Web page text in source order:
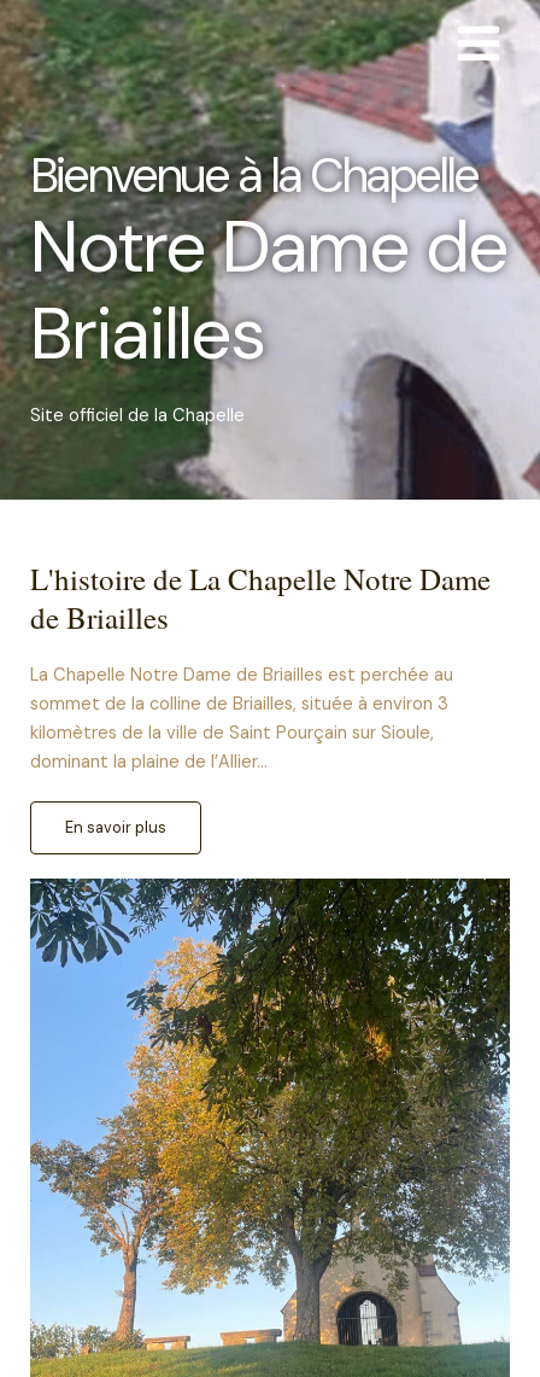
Bienvenue à la Chapelle
Notre Dame de
Briailles
Site officiel de la Chapelle
L'histoire de La Chapelle Notre Dame
de Briailles
La Chapelle Notre Dame de Briailles est perchée au
sommet de la colline de Briailles, située à environ 3
kilomètres de la ville de Saint Pourçain sur Sioule,
dominant la plaine de l’Allier…
En savoir plus